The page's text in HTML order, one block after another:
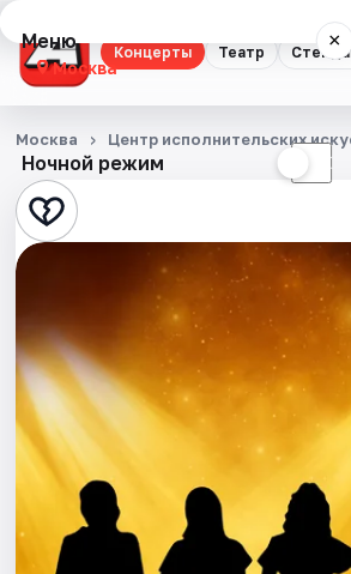
Концерты Театр
Меню ×
Москва
Концерты
Театр
Стендап
Квесты
Экскурсии
Спорт
События
Ночной режим ☾
Москва Центр исполнительских